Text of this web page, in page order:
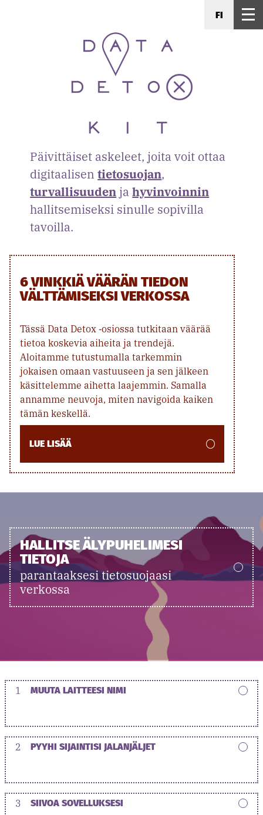
FI
Päivittäiset askeleet, joita voit ottaa
digitaalisentietosuojan,
turvallisuuden jahyvinvoinnin
hallitsemiseksi sinulle sopivilla
tavoilla.
6 VINKKIÄ VÄÄRÄN TIEDON
VÄLTTÄMISEKSI VERKOSSA
Tässä Data Detox ‑osiossa tutkitaan väärää
tietoa koskevia aiheita ja trendejä.
Aloitamme tutustumalla tarkemmin
jokaisen omaan vastuuseen ja sen jälkeen
käsittelemme aihetta laajemmin. Samalla
annamme neuvoja, miten navigoida kaiken
tämän keskellä.
LUE LISÄÄ
HALLITSE ÄLYPUHELIMESI
TIETOJA
parantaaksesi tietosuojaasi
verkossa
1 MUUTA LAITTEESI NIMI
2 PYYHI SIJAINTISI JALANJÄLJET
3 SIIVOA SOVELLUKSESI